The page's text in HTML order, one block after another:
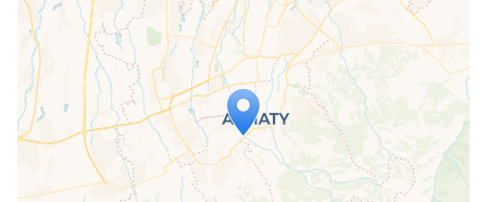
Travelers' Map wird geladen …
Wenn du dies siehst, nachdem deine
Seite vollständig geladen wurde,
fehlen leafletJS-Dateien.